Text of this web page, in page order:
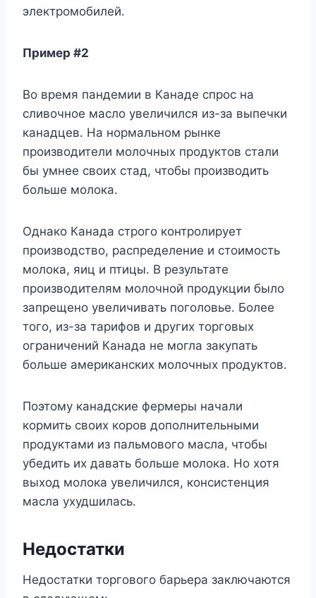
электромобилей.
Пример #2
Во время пандемии в Канаде спрос на
сливочное масло увеличился из-за выпечки
канадцев. На нормальном рынке
производители молочных продуктов стали
бы умнее своих стад, чтобы производить
больше молока.
Однако Канада строго контролирует
производство, распределение и стоимость
молока, яиц и птицы. В результате
производителям молочной продукции было
запрещено увеличивать поголовье. Более
того, из-за тарифов и других торговых
ограничений Канада не могла закупать
больше американских молочных продуктов.
Поэтому канадские фермеры начали
кормить своих коров дополнительными
продуктами из пальмового масла, чтобы
убедить их давать больше молока. Но хотя
выход молока увеличился, консистенция
масла ухудшилась.
Недостатки
Недостатки торгового барьера заключаются